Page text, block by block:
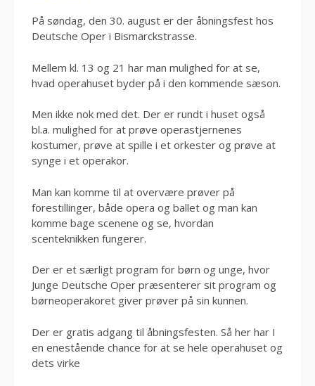
På søndag, den 30. august er der åbningsfest hos
Deutsche Oper i Bismarckstrasse.
Mellem kl. 13 og 21 har man mulighed for at se,
hvad operahuset byder på i den kommende sæson.
Men ikke nok med det. Der er rundt i huset også
bl.a. mulighed for at prøve operastjernenes
kostumer, prøve at spille i et orkester og prøve at
synge i et operakor.
Man kan komme til at overvære prøver på
forestillinger, både opera og ballet og man kan
komme bage scenene og se, hvordan
scenteknikken fungerer.
Der er et særligt program for børn og unge, hvor
Junge Deutsche Oper præsenterer sit program og
børneoperakoret giver prøver på sin kunnen.
Der er gratis adgang til åbningsfesten. Så her har I
en enestående chance for at se hele operahuset og
dets virke